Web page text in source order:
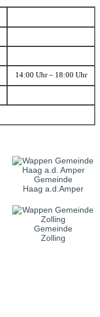
14:00 Uhr – 18:00 Uhr
Gemeinde
Haag a.d.Amper
Gemeinde
Zolling